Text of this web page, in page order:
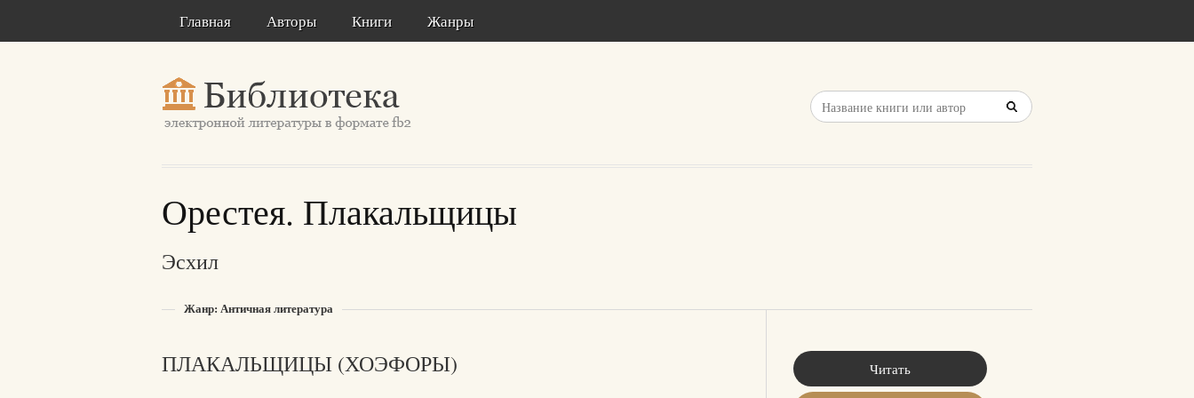
Главная Авторы Книги Жанры
Орестея. Плакальщицы
Эсхил
Жанр: Античная литература
ПЛАКАЛЬЩИЦЫ (ХОЭФОРЫ) Читать